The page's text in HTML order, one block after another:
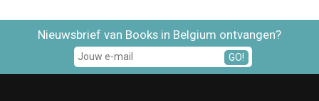
Nieuwsbrief van Books in Belgium ontvangen?
GO!